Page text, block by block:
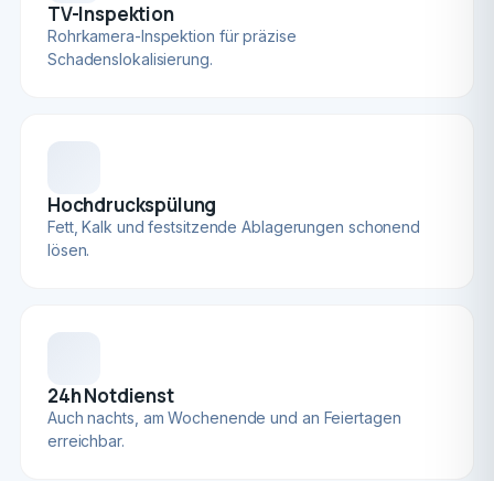
TV-Inspektion
Rohrkamera-Inspektion für präzise
Schadenslokalisierung.
Hochdruckspülung
Fett, Kalk und festsitzende Ablagerungen schonend
lösen.
24h Notdienst
Auch nachts, am Wochenende und an Feiertagen
erreichbar.